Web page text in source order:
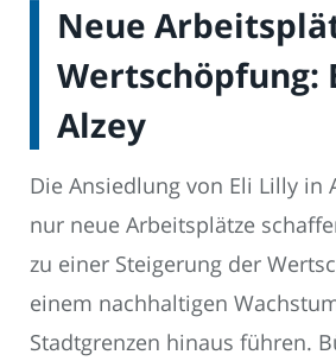
Neue
Wertschöpfung:
Alzey
Die Ansiedlung von Eli Lilly in
nur neue Arbeitsplätze
zu einer Steigerung der
einem nachhaltigen
Stadtgrenzen hinaus führen.